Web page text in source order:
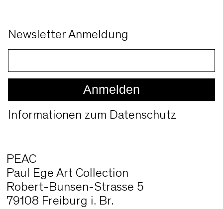
Newsletter Anmeldung
Informationen zum Datenschutz
PEAC
Paul Ege Art Collection
Robert-Bunsen-Strasse 5
79108 Freiburg i. Br.